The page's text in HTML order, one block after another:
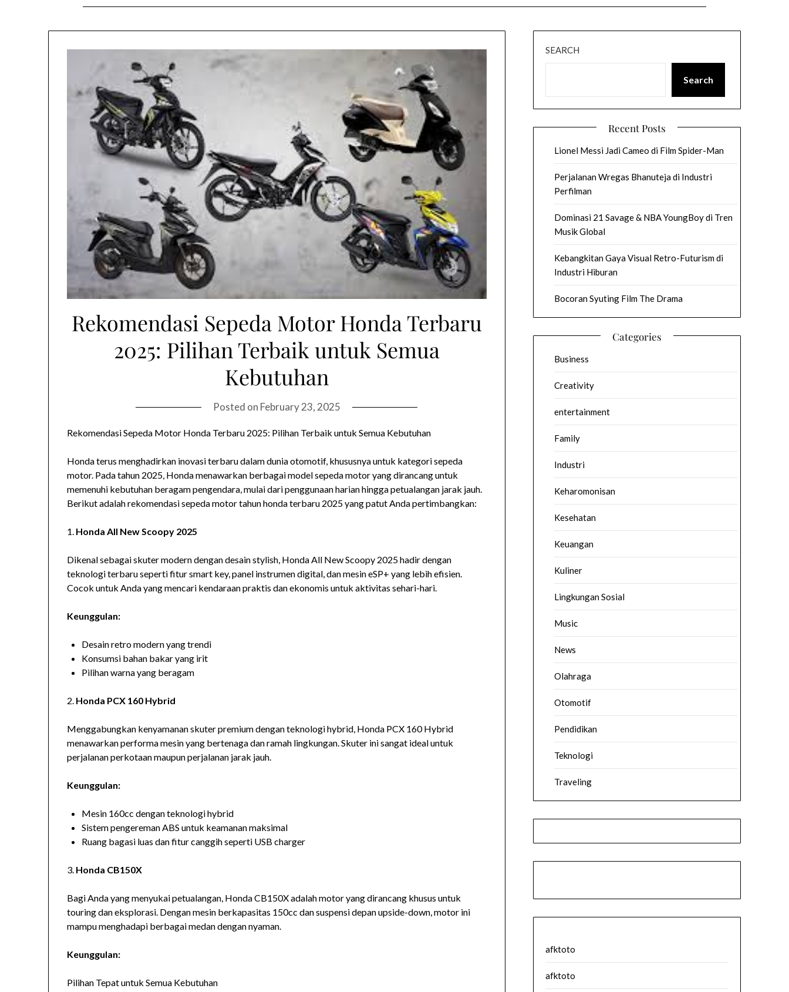
Rekomendasi Sepeda Motor Honda Terbaru
2025: Pilihan Terbaik untuk Semua
Kebutuhan
Posted on February 23, 2025
Rekomendasi Sepeda Motor Honda Terbaru 2025: Pilihan Terbaik untuk Semua Kebutuhan
Honda terus menghadirkan inovasi terbaru dalam dunia otomotif, khususnya untuk kategori sepeda
motor. Pada tahun 2025, Honda menawarkan berbagai model sepeda motor yang dirancang untuk
memenuhi kebutuhan beragam pengendara, mulai dari penggunaan harian hingga petualangan jarak jauh.
Berikut adalah rekomendasi sepeda motor tahun honda terbaru 2025 yang patut Anda pertimbangkan:
1. Honda All New Scoopy 2025
Dikenal sebagai skuter modern dengan desain stylish, Honda All New Scoopy 2025 hadir dengan
teknologi terbaru seperti fitur smart key, panel instrumen digital, dan mesin eSP+ yang lebih efisien.
Cocok untuk Anda yang mencari kendaraan praktis dan ekonomis untuk aktivitas sehari-hari.
Keunggulan:
Desain retro modern yang trendi
Konsumsi bahan bakar yang irit
Pilihan warna yang beragam
2. Honda PCX 160 Hybrid
Menggabungkan kenyamanan skuter premium dengan teknologi hybrid, Honda PCX 160 Hybrid
menawarkan performa mesin yang bertenaga dan ramah lingkungan. Skuter ini sangat ideal untuk
perjalanan perkotaan maupun perjalanan jarak jauh.
Keunggulan:
Mesin 160cc dengan teknologi hybrid
Sistem pengereman ABS untuk keamanan maksimal
Ruang bagasi luas dan fitur canggih seperti USB charger
3. Honda CB150X
Bagi Anda yang menyukai petualangan, Honda CB150X adalah motor yang dirancang khusus untuk
touring dan eksplorasi. Dengan mesin berkapasitas 150cc dan suspensi depan upside-down, motor ini
mampu menghadapi berbagai medan dengan nyaman.
Keunggulan:
Pilihan Tepat untuk Semua Kebutuhan
SEARCH
Search
Recent Posts
Lionel Messi Jadi Cameo di Film Spider-Man
Perjalanan Wregas Bhanuteja di Industri
Perfilman
Dominasi 21 Savage & NBA YoungBoy di Tren
Musik Global
Kebangkitan Gaya Visual Retro-Futurism di
Industri Hiburan
Bocoran Syuting Film The Drama
Categories
Business
Creativity
entertainment
Family
Industri
Keharomonisan
Kesehatan
Keuangan
Kuliner
Lingkungan Sosial
Music
News
Olahraga
Otomotif
Pendidikan
Teknologi
Traveling
afktoto
afktoto